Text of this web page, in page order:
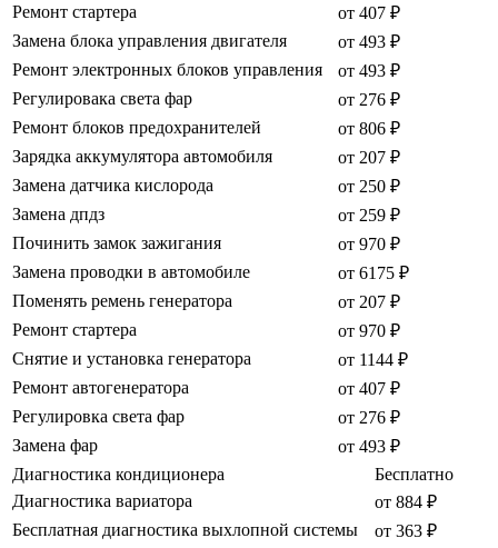
Ремонт стартера
от 407 ₽
Замена блока управления двигателя
от 493 ₽
Ремонт электронных блоков управления
от 493 ₽
Регулировака света фар
от 276 ₽
Ремонт блоков предохранителей
от 806 ₽
Зарядка аккумулятора автомобиля
от 207 ₽
Замена датчика кислорода
от 250 ₽
Замена дпдз
от 259 ₽
Починить замок зажигания
от 970 ₽
Замена проводки в автомобиле
от 6175 ₽
Поменять ремень генератора
от 207 ₽
Ремонт стартера
от 970 ₽
Снятие и установка генератора
от 1144 ₽
Ремонт автогенератора
от 407 ₽
Регулировка света фар
от 276 ₽
Замена фар
от 493 ₽
Диагностика кондиционера
Бесплатно
Диагностика вариатора
от 884 ₽
Бесплатная диагностика выхлопной системы
от 363 ₽